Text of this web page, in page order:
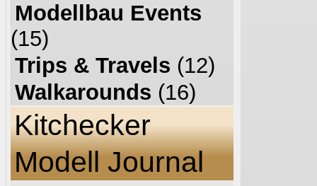
Modellbau Events
(15)
Trips & Travels (12)
Walkarounds (16)
Kitchecker
Modell Journal